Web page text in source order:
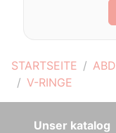
STARTSEITE
V-RINGE
Unser katalog